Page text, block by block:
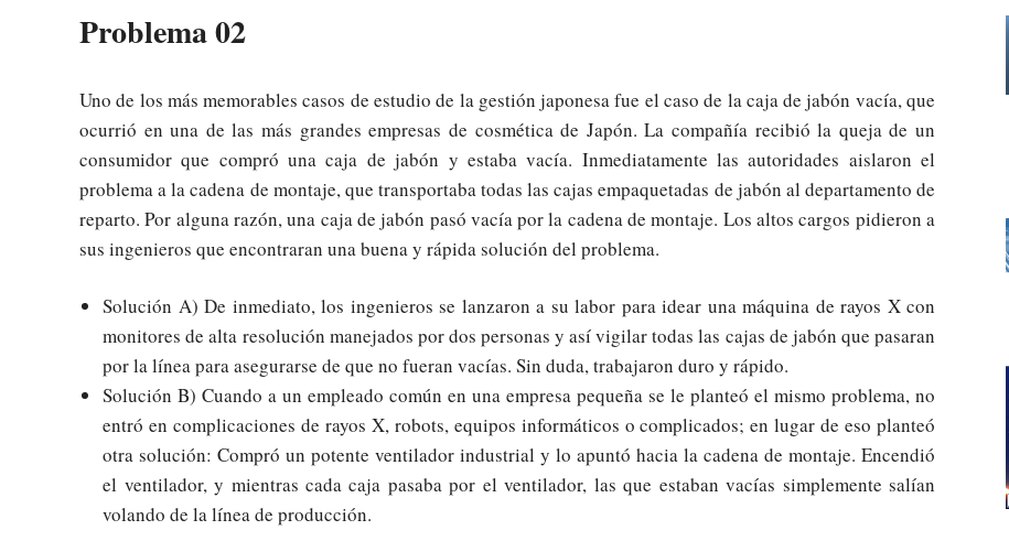
Problema 02
Uno de los más memorables casos de estudio de la gestión japonesa fue el caso de la caja de jabón vacía, que
ocurrió en una de las más grandes empresas de cosmética de Japón. La compañía recibió la queja de un
consumidor que compró una caja de jabón y estaba vacía. Inmediatamente las autoridades aislaron el
problema a la cadena de montaje, que transportaba todas las cajas empaquetadas de jabón al departamento de
reparto. Por alguna razón, una caja de jabón pasó vacía por la cadena de montaje. Los altos cargos pidieron a
sus ingenieros que encontraran una buena y rápida solución del problema.
Solución A) De inmediato, los ingenieros se lanzaron a su labor para idear una máquina de rayos X con
monitores de alta resolución manejados por dos personas y así vigilar todas las cajas de jabón que pasaran
por la línea para asegurarse de que no fueran vacías. Sin duda, trabajaron duro y rápido.
Solución B) Cuando a un empleado común en una empresa pequeña se le planteó el mismo problema, no
entró en complicaciones de rayos X, robots, equipos informáticos o complicados; en lugar de eso planteó
otra solución: Compró un potente ventilador industrial y lo apuntó hacia la cadena de montaje. Encendió
el ventilador, y mientras cada caja pasaba por el ventilador, las que estaban vacías simplemente salían
volando de la línea de producción.